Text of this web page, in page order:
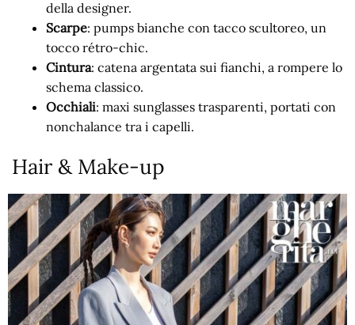
della designer.
Scarpe: pumps bianche con tacco scultoreo, un
tocco rétro-chic.
Cintura: catena argentata sui fianchi, a rompere lo
schema classico.
Occhiali: maxi sunglasses trasparenti, portati con
nonchalance tra i capelli.
Hair & Make-up